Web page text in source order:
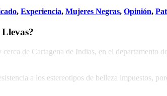
, Experiencia, Mujeres Negras, Opinión,
de Cartagena de Indias, en el
a los estereotipos de belleza impuestos,